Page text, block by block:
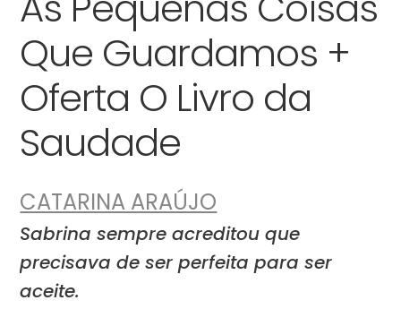
Que Guardamos +
Oferta O Livro da
Saudade
CATARINA ARAÚJO
Sabrina sempre acreditou que
precisava de ser perfeita para ser
aceite.